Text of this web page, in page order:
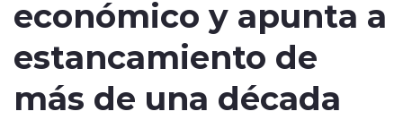
Internacional
económico y apunta a
estancamiento de
más de una década